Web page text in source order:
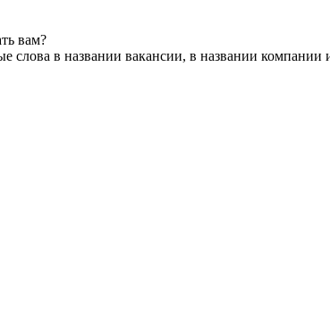
вам?
слова в названии вакансии, в названии компании